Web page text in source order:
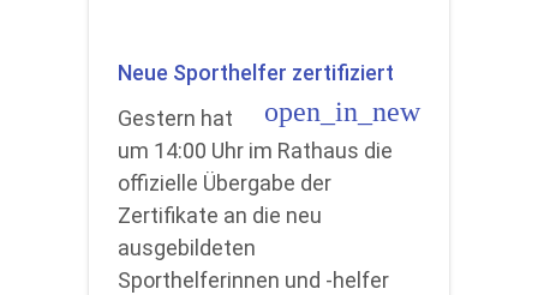
Neue Sporthelfer zertifiziert
open_in_new
Gestern hat
um 14:00 Uhr im Rathaus die
offizielle Übergabe der
Zertifikate an die neu
ausgebildeten
Sporthelferinnen und -helfer